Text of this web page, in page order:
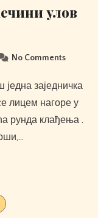
улов
No Comments
лицем нагоре у
рунда клађења .